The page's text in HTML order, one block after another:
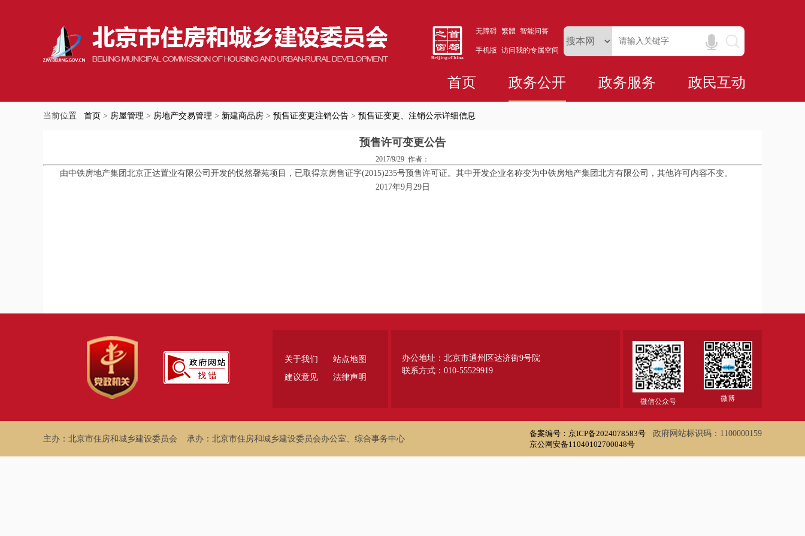
无障碍 繁體 智能问答
手机版 访问我的专属空间
首页 政务公开 政务服务 政民互动
当前位置 首页 > 房屋管理 > 房地产交易管理 > 新建商品房 > 预售证变更注销公告 > 预售证变更、注销公示详细信息
预售许可变更公告
2017/9/29 作者：
由中铁房地产集团北京正达置业有限公司开发的悦然馨苑项目，已取得京房售证字(2015)235号预售许可证。其中开发企业名称变为中铁房地产集团北方有限公司，其他许可内容不变。 
2017年9月29日
关于我们
站点地图
建议意见
法律声明
办公地址：北京市通州区达济街9号院
联系方式：010-55529919
微信公众号 微博
主办：北京市住房和城乡建设委员会 承办：北京市住房和城乡建设委员会办公室、综合事务中心
备案编号：京ICP备2024078583号
政府网站标识码：1100000159
京公网安备11040102700048号